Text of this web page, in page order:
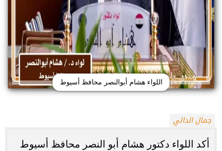
اللواء هشام أبوالنصر محافظ أسيوط
جمال الدالي
أكد اللواء دكتور هشام أبو النصر محافظ أسيوط